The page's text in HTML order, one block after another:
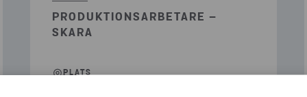
PRODUKTIONSARBETARE –
SKARA
PLATS